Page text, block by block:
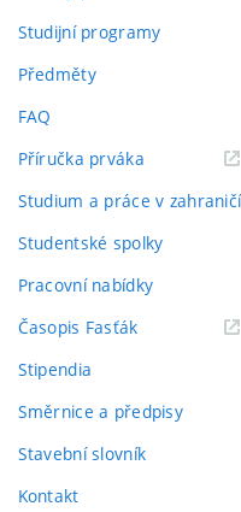
Studijní programy
Předměty
FAQ
Příručka prváka(externí
Studium a práce v zahraničí
Studentské spolky
Pracovní nabídky
Časopis Fasťák(externí
Stipendia
Směrnice a předpisy
Stavební slovník
Kontakt